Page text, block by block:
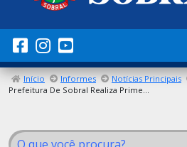
Início Informes
Notícias Principais
Prefeitura De Sobral Realiza Primeira Edição Do “Prefeitura Em Ação” Neste Sábado (16)